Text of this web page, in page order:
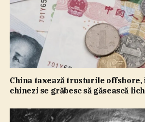
China taxează trusturile
chinezi se grăbesc să găsească